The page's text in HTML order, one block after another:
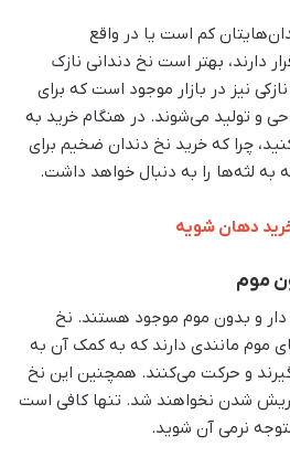
کم است یا در واقع
دارند، بهتر است نخ دندانی نازک
نیز در بازار موجود است که برای
و تولید می‌شوند. در هنگام خرید به
چرا که خرید نخ دندان ضخیم برای
به لثه‌ها را به دنبال خواهد داشت.
دهان شویه
موم
و بدون موم موجود هستند. نخ
موم مانندی دارند که به کمک آن به
و حرکت می‌کنند. همچنین این نخ
شدن نخواهند شد. تنها کافی است
نرمی آن شوید.